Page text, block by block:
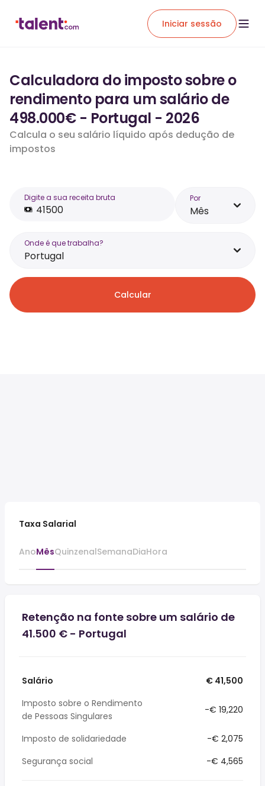
Iniciar sessão
Calculadora do imposto sobre o
rendimento para um salário de
498.000€ - Portugal - 2026
Calcula o seu salário líquido após dedução de
impostos
Digite a sua receita bruta Por
Mês
Onde é que trabalha?
Portugal
Calcular
Taxa Salarial
AnoMêsQuinzenalSemanaDiaHora
Retenção na fonte sobre um salário de
41.500 € - Portugal
Salário
€ 41,500
Imposto sobre o Rendimento
de Pessoas Singulares
-€ 19,220
Imposto de solidariedade
-€ 2,075
Segurança social
-€ 4,565